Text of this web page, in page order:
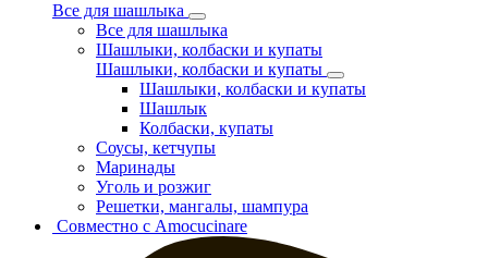
Все для шашлыка
Все для шашлыка
Шашлыки, колбаски и купаты
Шашлыки, колбаски и купаты
Шашлыки, колбаски и купаты
Шашлык
Колбаски, купаты
Соусы, кетчупы
Маринады
Уголь и розжиг
Решетки, мангалы, шампура
Совместно с Amocucinare